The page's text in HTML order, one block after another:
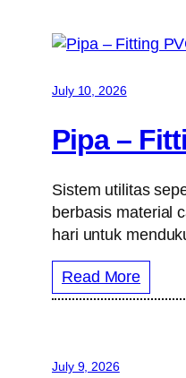
July 10, 2026
Pipa –
Sistem utilitas
berbasis material
hari untuk
Read More
July 9, 2026